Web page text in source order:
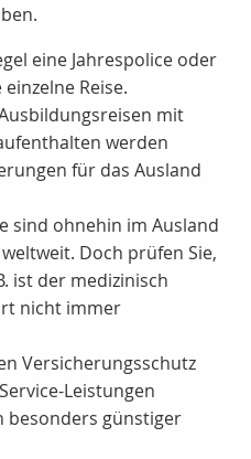
eine Jahrespolice oder
Reise.
mit
werden
für das Ausland
sind ohnehin im Ausland
Doch prüfen Sie,
ist der medizinisch
nicht immer
Versicherungsschutz
Leistungen
besonders günstiger